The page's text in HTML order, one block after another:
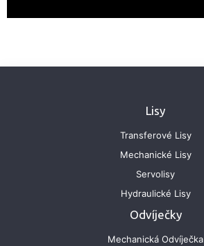
Lisy
Transferové Lisy
Mechanické Lisy
Servolisy
Hydraulické Lisy
Odvíječky
Mechanická Odvíječka